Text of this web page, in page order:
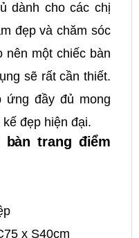
dành cho các chị
đẹp và chăm sóc
nên một chiếc bàn
sẽ rất cần thiết.
ứng đầy đủ mong
đẹp hiện đại.
trang điểm
x S40cm